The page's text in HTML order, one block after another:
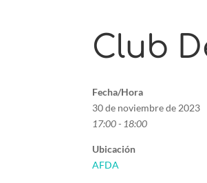
Club
Fecha/Hora
30 de noviembre de 2023
17:00 - 18:00
Ubicación
AFDA